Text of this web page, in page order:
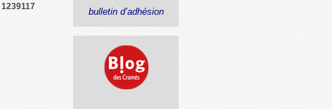
bulletin d’adhésion
1239117